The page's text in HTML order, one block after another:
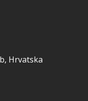
Hrvatska